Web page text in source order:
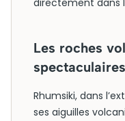
directement dans
Les roches
Rhumsiki, dans
ses aiguilles